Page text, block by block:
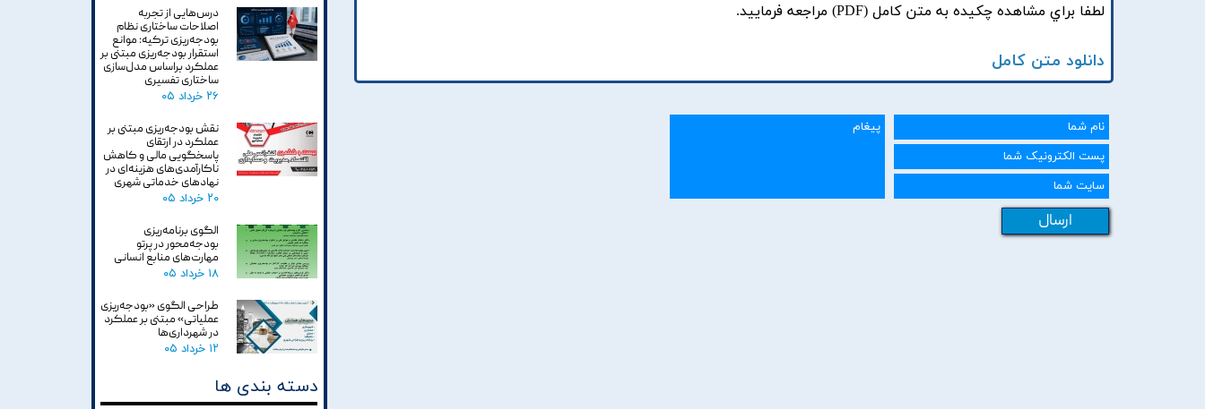
لطفا براي مشاهده چکيده به متن کامل (PDF) مراجعه فرماييد.
دانلود متن کامل
ارسال
درس‌هایی از تجربه
اصلاحات ساختاری نظام
بودجه‌ریزی ترکیه: موانع
استقرار بودجه‌ریزی مبتنی بر
عملکرد براساس مدل‌سازی
ساختاری تفسیری
۲۶ خرداد ۰۵
نقش بودجه‌ریزی مبتنی بر
عملکرد در ارتقای
پاسخگویی مالی و کاهش
ناکارآمدی‌های هزینه‌ای در
نهادهای خدماتی شهری
۲۰ خرداد ۰۵
الگوی برنامه‌ریزی
بودجه‌محور در پرتو
مهارت‌های منابع انسانی
۱۸ خرداد ۰۵
طراحی الگوی «بودجه‌ریزی
عملیاتی» مبتنی بر عملکرد
در شهرداری‌ها
۱۲ خرداد ۰۵
دسته بندی ها